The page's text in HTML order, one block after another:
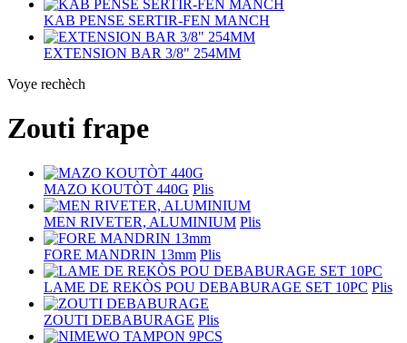
KAB PENSE SERTIR-FEN MANCH
EXTENSION BAR 3/8" 254MM
Voye rechèch
Zouti frape
MAZO KOUTÒT 440G Plis
MEN RIVETER, ALUMINIUM Plis
FORE MANDRIN 13mm Plis
LAME DE REKÒS POU DEBABURAGE SET 10PC Plis
ZOUTI DEBABURAGE Plis